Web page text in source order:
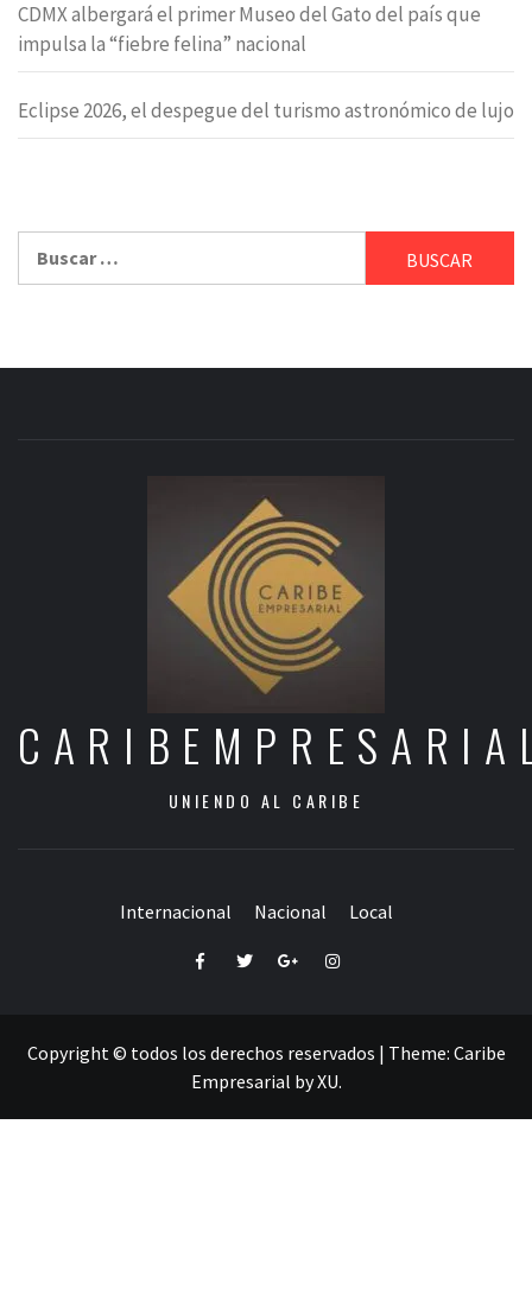
CDMX albergará el primer Museo del Gato del país que
impulsa la “fiebre felina” nacional
Eclipse 2026, el despegue del turismo astronómico de lujo
UNIENDO AL CARIBE
Internacional Nacional Local
FacebookTwitterGoogle+Instagram
Copyright © todos los derechos reservados | Theme: Caribe
Empresarial byXU.